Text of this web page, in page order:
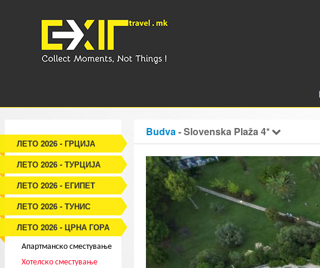
ЛЕТО 2026 - ГРЦИЈА
ЛЕТО 2026 - ТУРЦИЈА
ЛЕТО 2026 - ЕГИПЕТ
ЛЕТО 2026 - ТУНИС
ЛЕТО 2026 - ЦРНА ГОРА
Апартманско сместување
Хотелско сместување
Budva- Slovenska Plaža 4*